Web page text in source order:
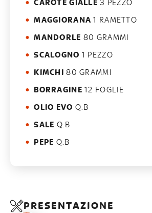
CAROTE GIALLE 3 PEZZO
MAGGIORANA 1 RAMETTO
MANDORLE 80 GRAMMI
SCALOGNO 1 PEZZO
KIMCHI 80 GRAMMI
BORRAGINE 12 FOGLIE
OLIO EVO Q.B
SALE Q.B
PEPE Q.B
PRESENTAZIONE